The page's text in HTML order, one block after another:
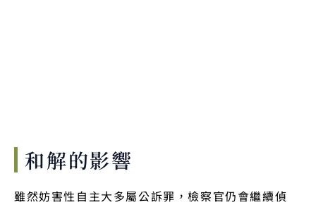
和解的影響
雖然妨害性自主大多屬公訴罪，檢察官仍會繼續偵